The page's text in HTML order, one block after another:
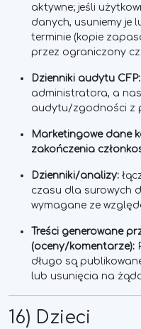
aktywne; jeśli
danych, usuniemy je
terminie (kopie
przez ograniczony
Dzienniki audytu CFP:
administratora, a
audytu/zgodności z
Marketingowe dane
zakończenia
Dzienniki/analizy:
czasu dla surowych
wymagane ze
Treści generowane
(oceny/komentarze):
długo są
lub usunięcia na
16) Dzieci